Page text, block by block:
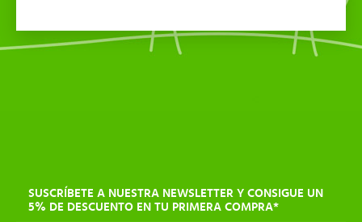
SUSCRÍBETE A NUESTRA NEWSLETTER Y CONSIGUE UN
5% DE DESCUENTO EN TU PRIMERA COMPRA*